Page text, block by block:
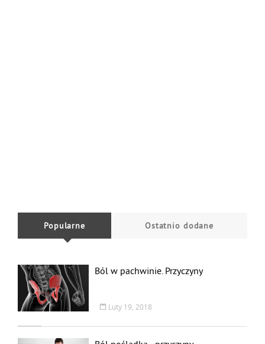
Popularne Ostatnio dodane
Ból w pachwinie. Przyczyny
Luty 19, 2018